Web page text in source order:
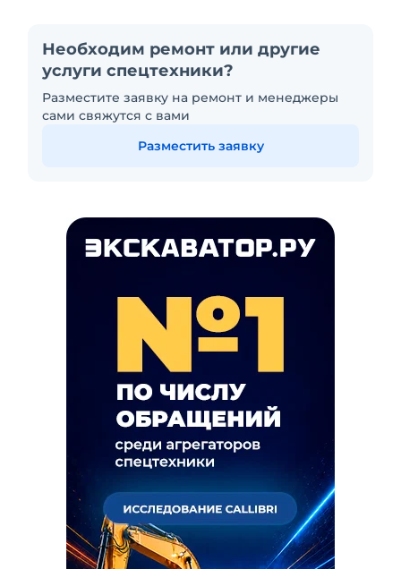
Необходим ремонт или другие
услуги спецтехники?
Разместите заявку на ремонт и менеджеры
сами свяжутся с вами
Разместить заявку